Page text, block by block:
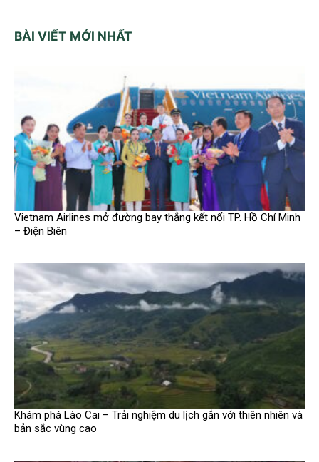
BÀI VIẾT MỚI NHẤT
Vietnam Airlines mở đường bay thẳng kết nối TP. Hồ Chí Minh
– Điện Biên
Khám phá Lào Cai – Trải nghiệm du lịch gắn với thiên nhiên và
bản sắc vùng cao